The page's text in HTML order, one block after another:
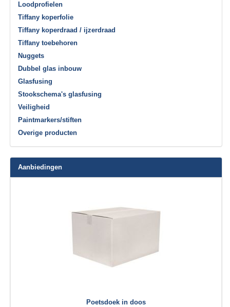
Loodprofielen
Tiffany koperfolie
Tiffany koperdraad / ijzerdraad
Tiffany toebehoren
Nuggets
Dubbel glas inbouw
Glasfusing
Stookschema's glasfusing
Veiligheid
Paintmarkers/stiften
Overige producten
Aanbiedingen
Poetsdoek in doos